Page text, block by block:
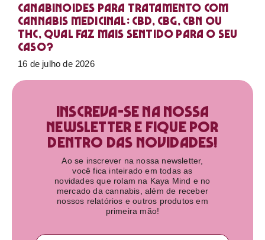
Canabinoides para tratamento com
cannabis medicinal: CBD, CBG, CBN ou
THC, qual faz mais sentido para o seu
caso?
16 de julho de 2026
Inscreva-se na nossa
newsletter e fique por
dentro das novidades!​
Ao se inscrever na nossa newsletter,
você fica inteirado em todas as
novidades que rolam na Kaya Mind e no
mercado da cannabis, além de receber
nossos relatórios e outros produtos em
primeira mão!